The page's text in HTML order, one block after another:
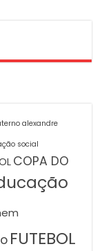
alexandre
social
COPA DO
FUTEBOL